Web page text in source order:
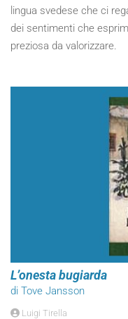
lingua svedese che ci
dei sentimenti che
preziosa da valorizzare.
L’onesta bugiarda
di Tove Jansson
Luigi Tirella